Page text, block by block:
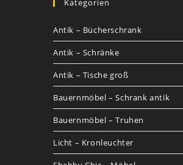
Kategorien
Antik – Bücherschrank
Antik – Schränke
Antik – Tische groß
Bauernmöbel – Schrank antik
Bauernmöbel – Truhen
Licht – Kronleuchter